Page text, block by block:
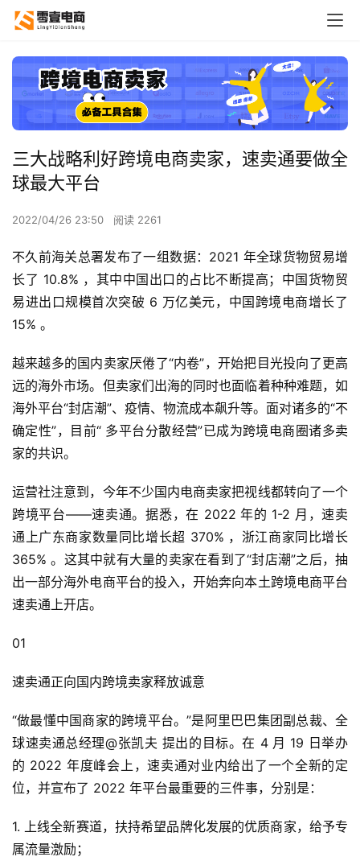
三大战略利好跨境电商卖家，速卖通要做全
球最大平台
2022/04/26 23:50 阅读 2261
不久前海关总署发布了一组数据：2021 年全球货物贸易增
长了 10.8% ，其中中国出口的占比不断提高；中国货物贸
易进出口规模首次突破 6 万亿美元，中国跨境电商增长了
15% 。
越来越多的国内卖家厌倦了“内卷”，开始把目光投向了更高
远的海外市场。但卖家们出海的同时也面临着种种难题，如
海外平台“封店潮”、疫情、物流成本飙升等。面对诸多的“不
确定性”，目前“ 多平台分散经营”已成为跨境电商圈诸多卖
家的共识。
运营社注意到，今年不少国内电商卖家把视线都转向了一个
跨境平台——速卖通。据悉，在 2022 年的 1-2 月，速卖
通上广东商家数量同比增长超 370% ，浙江商家同比增长
365% 。这其中就有大量的卖家在看到了“封店潮”之后，抽
出一部分海外电商平台的投入，开始奔向本土跨境电商平台
速卖通上开店。
01
速卖通正向国内跨境卖家释放诚意
“做最懂中国商家的跨境平台。”是阿里巴巴集团副总裁、全
球速卖通总经理@张凯夫 提出的目标。在 4 月 19 日举办
的 2022 年度峰会上，速卖通对业内给出了一个全新的定
位，并宣布了 2022 年平台最重要的三件事，分别是：
1. 上线全新赛道，扶持希望品牌化发展的优质商家，给予专
属流量激励；